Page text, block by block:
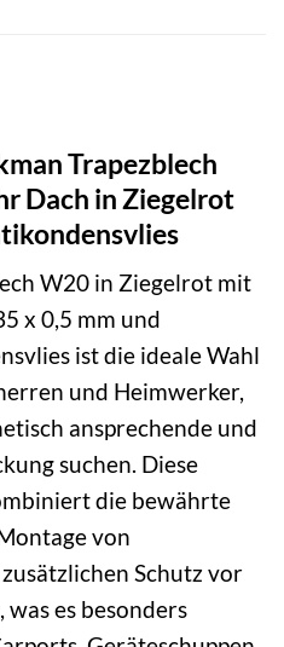
Trapezblech
Dach in Ziegelrot
W20 in Ziegelrot mit
x 0,5 mm und
ist die ideale Wahl
und Heimwerker,
ansprechende und
suchen. Diese
die bewährte
von
Schutz vor
es besonders